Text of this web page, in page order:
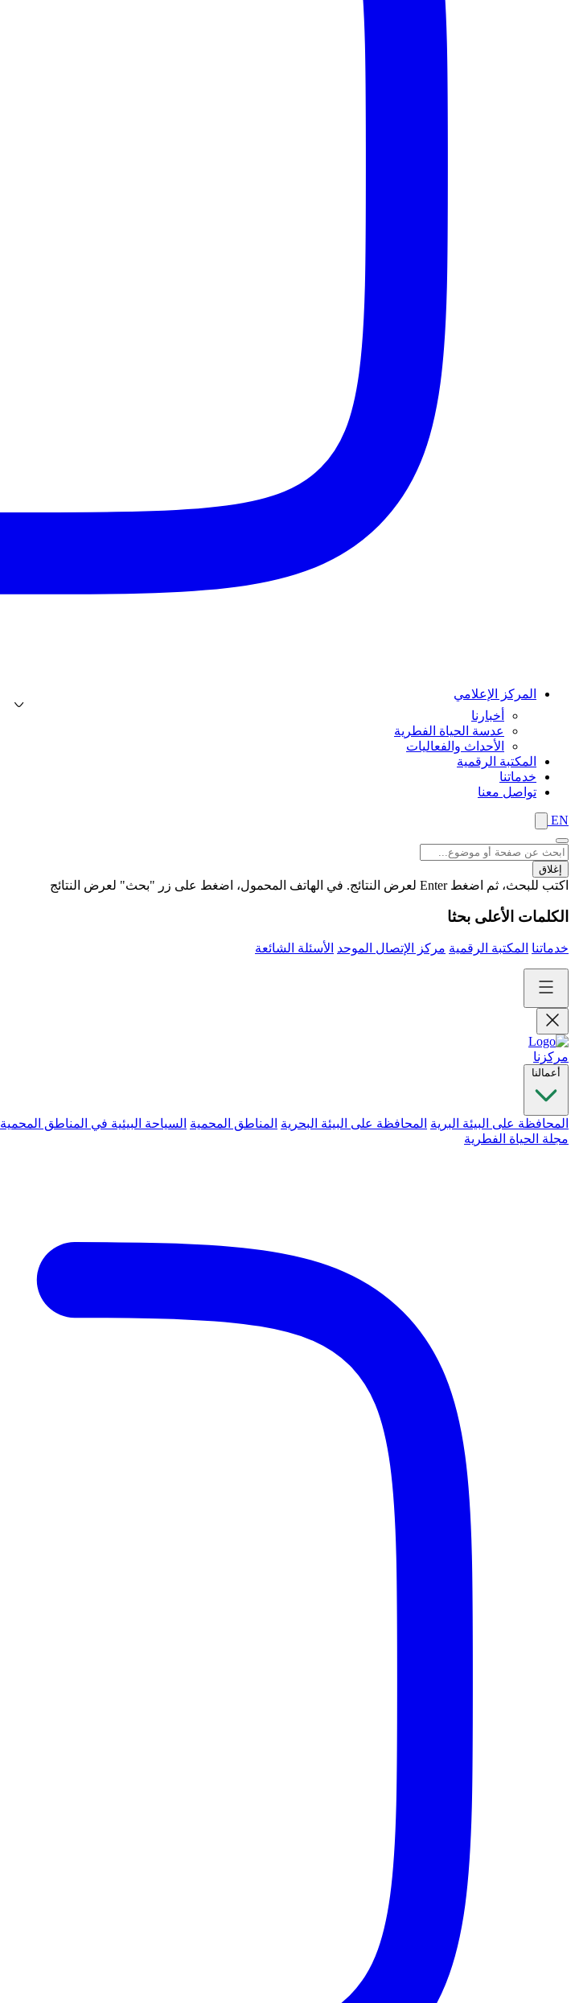
المركز الإعلامي
أخبارنا
عدسة الحياة الفطرية
الأحداث والفعاليات
المكتبة الرقمية
خدماتنا
تواصل معنا
EN
إغلاق
اكتب للبحث، ثم اضغط Enter لعرض النتائج. في الهاتف المحمول، اضغط على زر "بحث" لعرض النتائج
الكلمات الأعلى بحثا
خدماتنا المكتبة الرقمية مركز الإتصال الموحد الأسئلة الشائعة
مركزنا
أعمالنا
المحافظة على البيئة البرية المحافظة على البيئة البحرية المناطق المحمية السياحة البيئية في المناطق المحمية
مجلة الحياة الفطرية